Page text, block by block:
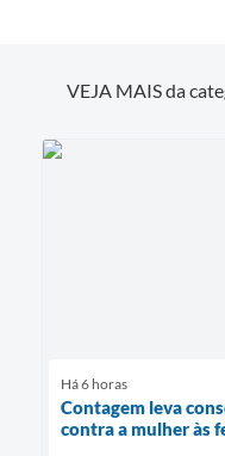
VEJA MAIS da
Há 6 horas
Contagem leva
contra a mulher às